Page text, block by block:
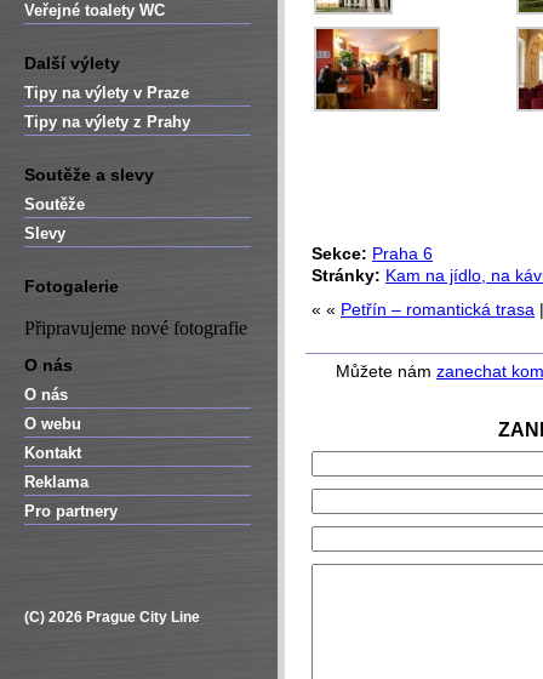
Veřejné toalety WC
Další výlety
Tipy na výlety v Praze
Tipy na výlety z Prahy
Soutěže a slevy
Soutěže
Slevy
Fotogalerie
Připravujeme nové fotografie
O nás
O nás
O webu
Kontakt
Reklama
Pro partnery
(C) 2026 Prague City Line
Sekce: Praha 6
Stránky: Kam na jídlo, na
« « Petřín – romantická trasa
Můžete nám zanechat